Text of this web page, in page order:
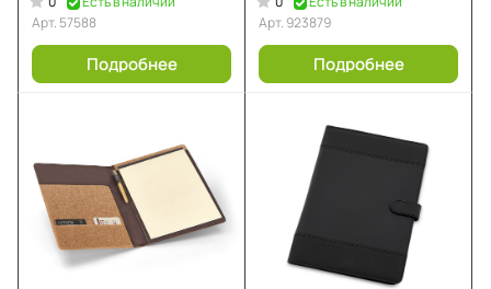
Арт. 57588
Подробнее
Арт. 923879
Подробнее